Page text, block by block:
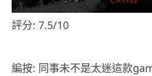
評分: 7.5/10
編按: 同事未不是太迷這款